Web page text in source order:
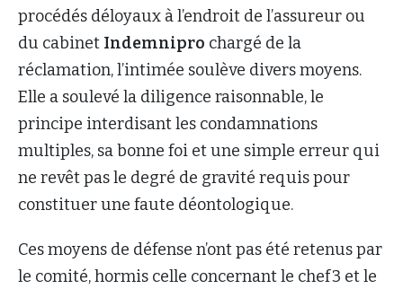
procédés déloyaux à l’endroit de l’assureur ou
du cabinet Indemnipro chargé de la
réclamation, l’intimée soulève divers moyens.
Elle a soulevé la diligence raisonnable, le
principe interdisant les condamnations
multiples, sa bonne foi et une simple erreur qui
ne revêt pas le degré de gravité requis pour
constituer une faute déontologique.
Ces moyens de défense n’ont pas été retenus par
le comité, hormis celle concernant le chef 3 et le